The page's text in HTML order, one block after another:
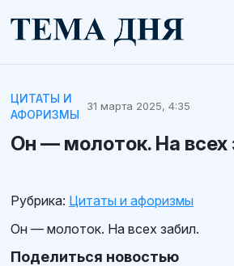
ЦИТАТЫ И
АФОРИЗМЫ
31 марта 2025, 4:35
Он — молоток. На всех
Рубрика: Цитаты и афоризмы
Он — молоток. На всех забил.
Поделиться новостью